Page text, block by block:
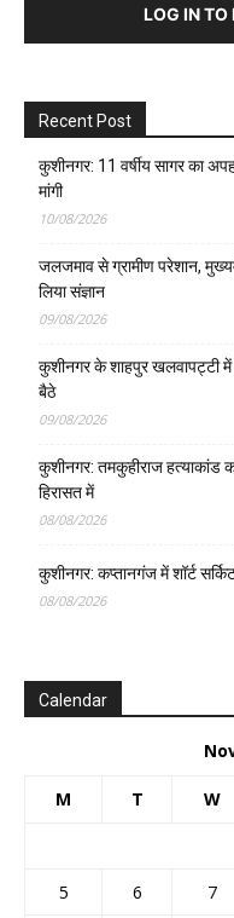
LOG IN
Recent Post
कुशीनगर: 11 वर्षीय सागर का
मांगी
10/08/2026
जलजमाव से ग्रामीण परेशान,
लिया संज्ञान
09/08/2026
कुशीनगर के शाहपुर खलवापट्टी में
बैठे
09/08/2026
कुशीनगर: तमकुहीराज हत्याकांड
हिरासत में
08/08/2026
कुशीनगर: कप्तानगंज में शॉर्ट
08/08/2026
Calendar
M T W
5
6 7